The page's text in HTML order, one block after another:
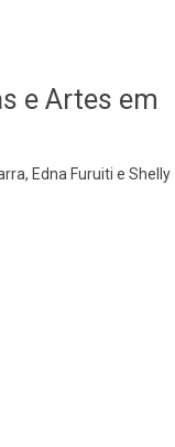
e Artes em
Edna Furuiti e Shelly